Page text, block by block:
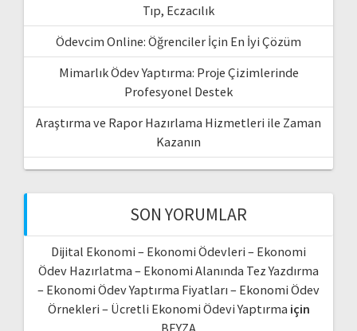
Tıp, Eczacılık
Ödevcim Online: Öğrenciler İçin En İyi Çözüm
Mimarlık Ödev Yaptırma: Proje Çizimlerinde
Profesyonel Destek
Araştırma ve Rapor Hazırlama Hizmetleri ile Zaman
Kazanın
SON YORUMLAR
Dijital Ekonomi – Ekonomi Ödevleri – Ekonomi
Ödev Hazırlatma – Ekonomi Alanında Tez Yazdırma
– Ekonomi Ödev Yaptırma Fiyatları – Ekonomi Ödev
Örnekleri – Ücretli Ekonomi Ödevi Yaptırma için
BEYZA